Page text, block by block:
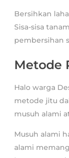
Bersihkan
Sisa-sisa
pembersihan
Metode
Halo warga
metode jitu
musuh alami
Musuh alami
alami